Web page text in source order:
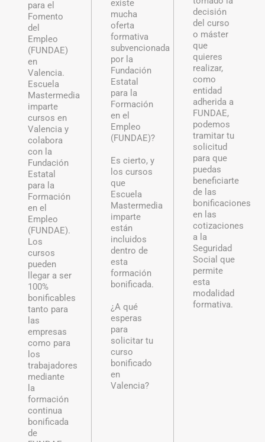
para el
Fomento
del
Empleo
(FUNDAE)
en
Valencia.
Escuela
Mastermedia
imparte
cursos en
Valencia y
colabora
con la
Fundación
Estatal
para la
Formación
en el
Empleo
(FUNDAE).
Los
cursos
pueden
llegar a ser
100%
bonificables
tanto para
las
empresas
como para
los
trabajadores
mediante
la
formación
continua
bonificada
de
existe
mucha
oferta
formativa
subvencionada
por la
Fundación
Estatal
para la
Formación
en el
Empleo
(FUNDAE)?
Es cierto, y
los cursos
que
Escuela
Mastermedia
imparte
están
incluidos
dentro de
esta
formación
bonificada.
¿A qué
esperas
para
solicitar tu
curso
bonificado
en
Valencia?
decisión
del curso
o máster
que
quieres
realizar,
como
entidad
adherida a
FUNDAE,
podemos
tramitar tu
solicitud
para que
puedas
beneficiarte
de las
bonificaciones
en las
cotizaciones
a la
Seguridad
Social que
permite
esta
modalidad
formativa.